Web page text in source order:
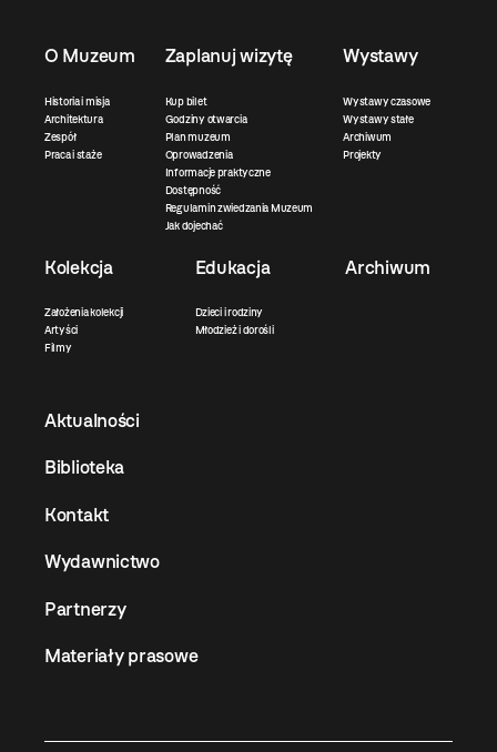
O Muzeum
Historia i misja
Architektura
Zespół
Praca i staże
Zaplanuj wizytę
Kup bilet
Godziny otwarcia
Plan muzeum
Oprowadzenia
Informacje praktyczne
Dostępność
Regulamin zwiedzania Muzeum
Jak dojechać
Wystawy
Wystawy czasowe
Wystawy stałe
Archiwum
Projekty
Kolekcja
Założenia kolekcji
Artyści
Filmy
Edukacja
Dzieci i rodziny
Młodzież i dorośli
Archiwum
Aktualności
Biblioteka
Kontakt
Wydawnictwo
Partnerzy
Materiały prasowe